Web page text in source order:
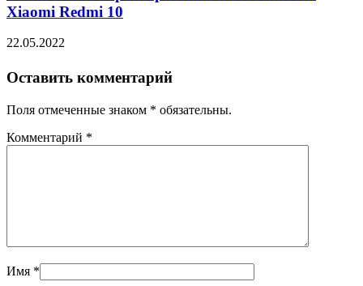
Xiaomi Redmi 10
22.05.2022
Оставить комментарий
Поля отмеченные знаком * обязательны.
Комментарий *
Имя *